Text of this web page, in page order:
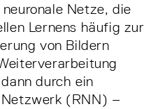
Netze, die
Lernens häufig zur
von Bildern
durch ein
Netzwerk (RNN) –